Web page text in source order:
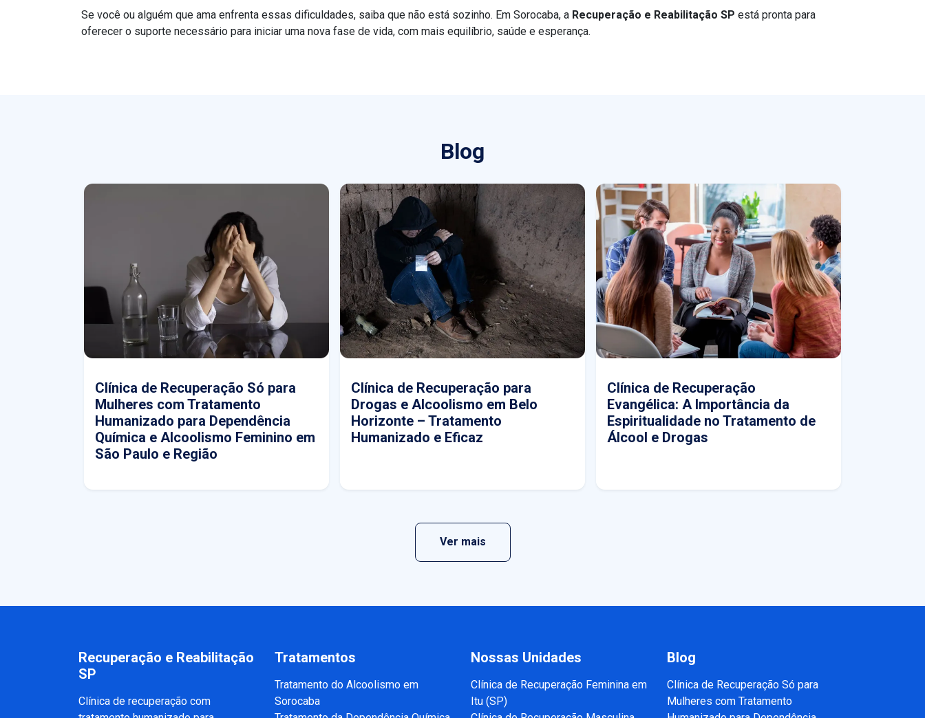
Se você ou alguém que ama enfrenta essas dificuldades, saiba que não está sozinho. Em Sorocaba, a Recuperação e Reabilitação SP está pronta para
oferecer o suporte necessário para iniciar uma nova fase de vida, com mais equilíbrio, saúde e esperança.
Blog
Clínica de Recuperação Só para
Mulheres com Tratamento
Humanizado para Dependência
Química e Alcoolismo Feminino em
São Paulo e Região
Clínica de Recuperação para
Drogas e Alcoolismo em Belo
Horizonte – Tratamento
Humanizado e Eficaz
Clínica de Recuperação
Evangélica: A Importância da
Espiritualidade no Tratamento de
Álcool e Drogas
Ver mais
Recuperação e Reabilitação
SP
Clínica de recuperação com
Tratamentos
Tratamento do Alcoolismo em
Sorocaba
Nossas Unidades
Clínica de Recuperação Feminina em
Itu (SP)
Blog
Clínica de Recuperação Só para
Mulheres com Tratamento